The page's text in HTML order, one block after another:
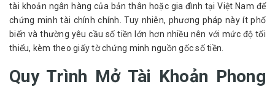
tài khoản ngân hàng của bản thân hoặc gia đình tại Việt Nam để
chứng minh tài chính chính. Tuy nhiên, phương pháp này ít phổ
biến và thường yêu cầu số tiền lớn hơn nhiều nên với mức độ tối
thiểu, kèm theo giấy tờ chứng minh nguồn gốc số tiền.
Quy Trình Mở Tài Khoản Phong